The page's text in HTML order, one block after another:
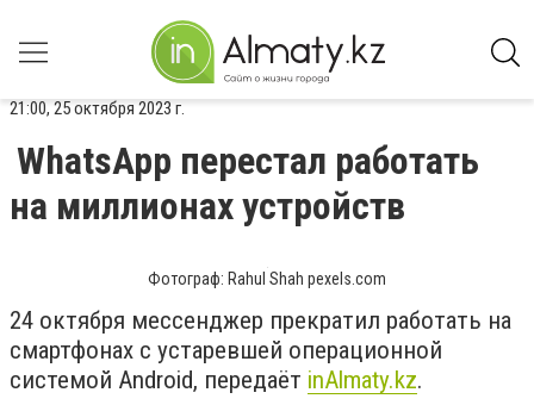
21:00, 25 октября 2023 г.
WhatsApp перестал работать
на миллионах устройств
Фотограф: Rahul Shah pexels.com
24 октября мессенджер прекратил работать на
смартфонах с устаревшей операционной
системой Android, передаёт inAlmaty.kz.